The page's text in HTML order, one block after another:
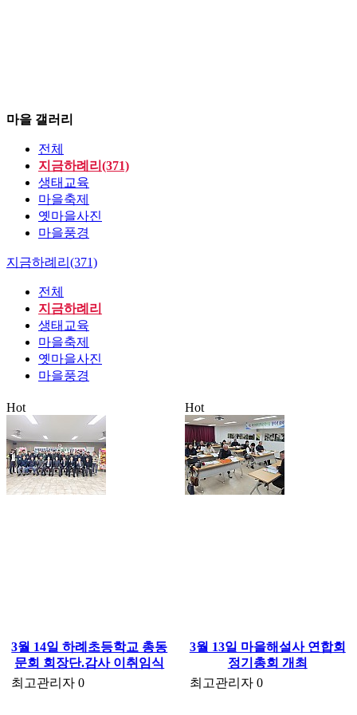
마을 갤러리
전체
지금하례리(371)
생태교육
마을축제
옛마을사진
마을풍경
지금하례리(371)
전체
지금하례리
생태교육
마을축제
옛마을사진
마을풍경
Hot
3월 14일 하례초등학교 총동
문회 회장단.감사 이취임식
최고관리자 0
Hot
3월 13일 마을해설사 연합회
정기총회 개최
최고관리자 0